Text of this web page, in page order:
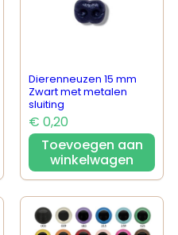
Dierenneuzen 15 mm
Zwart met metalen
sluiting
€ 0,20
Toevoegen aan
winkelwagen